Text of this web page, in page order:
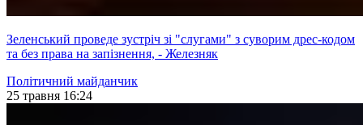
Зеленський проведе зустріч зі "слугами" з суворим дрес-кодом
та без права на запізнення, - Железняк
Політичний майданчик
25 травня 16:24